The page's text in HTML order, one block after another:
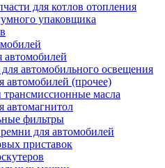
для котлов отопления
упаковщика
автомобилей
автомобильного освещения
автомобилей (прочее)
масла
автомагнитол
фильтры
для автомобилей
приставок